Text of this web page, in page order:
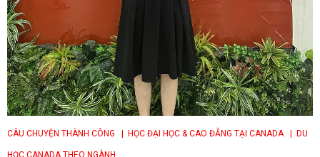
CÂU CHUYỆN THÀNH CÔNG | HỌC ĐẠI HỌC & CAO ĐẲNG TẠI CANADA | DU
HỌC CANADA THEO NGÀNH